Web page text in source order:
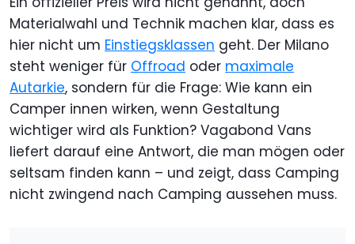
Materialwahl und Technik machen klar, dass es
hier nicht um Einstiegsklassen geht. Der Milano
steht weniger für Offroad oder maximale
Autarkie, sondern für die Frage: Wie kann ein
Camper innen wirken, wenn Gestaltung
wichtiger wird als Funktion? Vagabond Vans
liefert darauf eine Antwort, die man mögen oder
seltsam finden kann – und zeigt, dass Camping
nicht zwingend nach Camping aussehen muss.